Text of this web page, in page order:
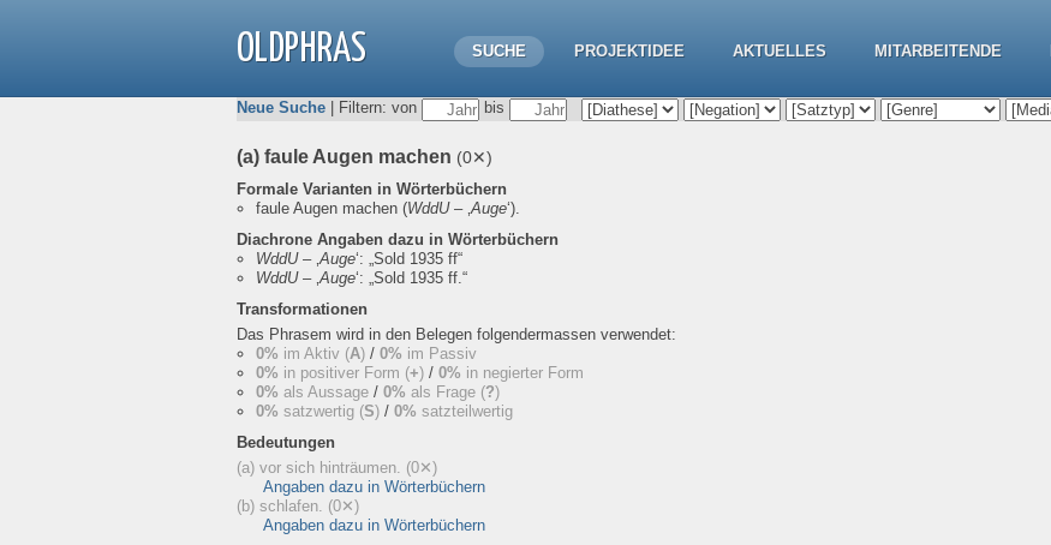
OLDPHRAS SUCHE PROJEKTIDEE AKTUELLES MITARBEITENDE
Neue Suche | Filtern: von bis
(a) faule Augen machen (0✕)
Formale Varianten in Wörterbüchern
faule Augen machen (WddU– ‚Auge‘).
Diachrone Angaben dazu in Wörterbüchern
WddU– ‚Auge‘: „Sold 1935 ff“
WddU– ‚Auge‘: „Sold 1935 ff.“
Transformationen
Das Phrasem wird in den Belegen folgendermassen verwendet:
0% im Aktiv (A) / 0% im Passiv
0% in positiver Form (+) / 0% in negierter Form
0% als Aussage / 0% als Frage (?)
0% satzwertig (S) / 0% satzteilwertig
Bedeutungen
(a) vor sich hinträumen. (0✕)
Angaben dazu in Wörterbüchern
(b) schlafen. (0✕)
Angaben dazu in Wörterbüchern